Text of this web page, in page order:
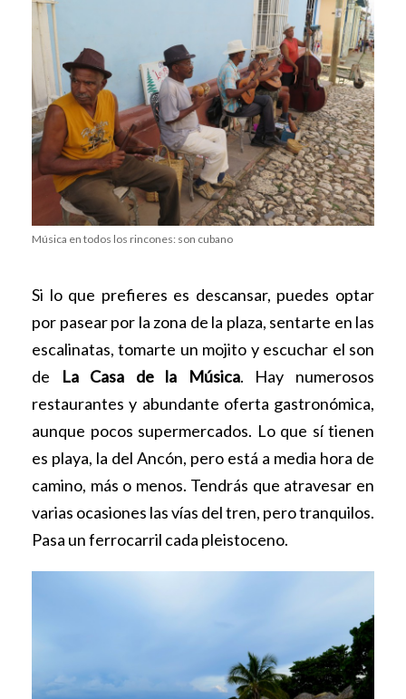
Música en todos los rincones: son cubano
Si lo que prefieres es descansar, puedes optar
por pasear por la zona de la plaza, sentarte en las
escalinatas, tomarte un mojito y escuchar el son
de
La Casa de la Música. Hay numerosos
restaurantes y abundante oferta gastronómica,
aunque pocos supermercados. Lo que sí tienen
es playa, la del Ancón, pero está a media hora de
camino, más o menos. Tendrás que atravesar en
varias ocasiones las vías del tren, pero tranquilos.
Pasa un ferrocarril cada pleistoceno.